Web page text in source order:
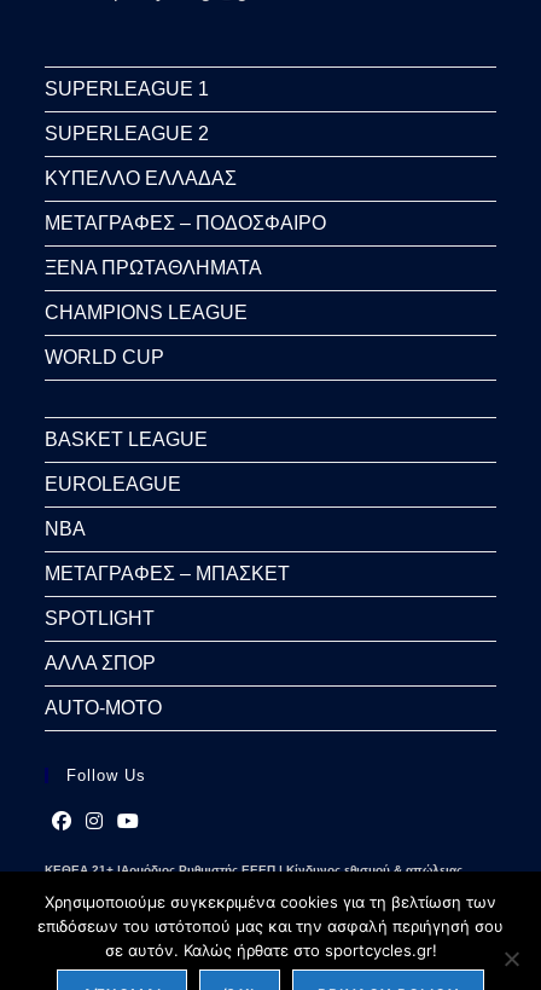
SUPERLEAGUE 1
SUPERLEAGUE 2
ΚΥΠΕΛΛΟ ΕΛΛΑΔΑΣ
ΜΕΤΑΓΡΑΦΕΣ – ΠΟΔΟΣΦΑΙΡΟ
ΞΕΝΑ ΠΡΩΤΑΘΛΗΜΑΤΑ
CHAMPIONS LEAGUE
WORLD CUP
BASKET LEAGUE
EUROLEAGUE
NBA
ΜΕΤΑΓΡΑΦΕΣ – ΜΠΑΣΚΕΤ
SPOTLIGHT
ΑΛΛΑ ΣΠΟΡ
AUTO-MOTO
Follow Us
in
a
new
in
a
new
tab
in
a
new
tab
ΚΕΘΕΑ 21+ |Αρμόδιος Ρυθμιστής ΕΕΕΠ | Κίνδυνος εθισμού & απώλειας
Χρησιμοποιούμε συγκεκριμένα cookies για τη βελτίωση των
επιδόσεων του ιστότοπού μας και την ασφαλή περιήγησή σου
σε αυτόν. Καλώς ήρθατε στο sportcycles.gr!